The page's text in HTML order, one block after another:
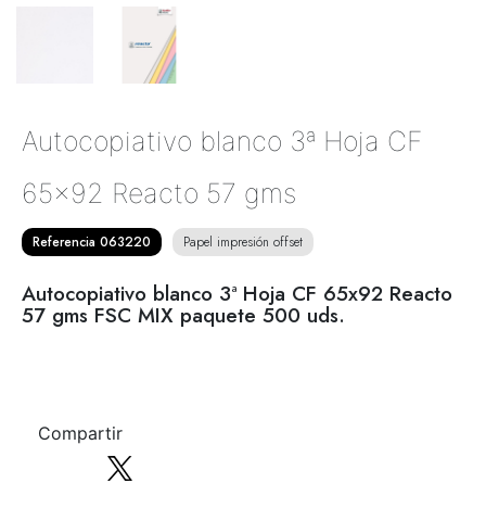
Autocopiativo blanco 3ª Hoja CF
65x92 Reacto 57 gms
Referencia 063220 Papel impresión offset
Autocopiativo blanco 3ª Hoja CF 65x92 Reacto
57 gms FSC MIX paquete 500 uds.
Compartir